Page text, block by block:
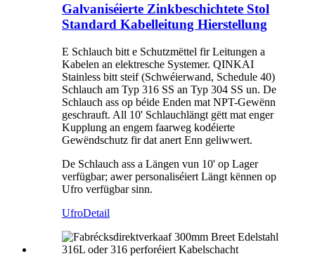
Galvaniséierte Zinkbeschichtete Stol
Standard Kabelleitung Hierstellung
E Schlauch bitt e Schutzmëttel fir Leitungen a
Kabelen an elektresche Systemer. QINKAI
Stainless bitt steif (Schwéierwand, Schedule 40)
Schlauch am Typ 316 SS an Typ 304 SS un. De
Schlauch ass op béide Enden mat NPT-Gewënn
geschrauft. All 10' Schlauchlängt gëtt mat enger
Kupplung an engem faarweg kodéierte
Gewëndschutz fir dat anert Enn geliwwert.
De Schlauch ass a Längen vun 10' op Lager
verfügbar; awer personaliséiert Längt kënnen op
Ufro verfügbar sinn.
UfroDetail